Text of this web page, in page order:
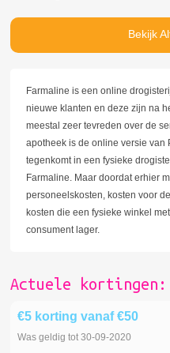
Bekijk
Farmaline is een online
nieuwe klanten en deze zijn na
meestal zeer tevreden over de
apotheek is de online versie van
tegenkomt in een fysieke
Farmaline. Maar doordat erhier
personeelskosten, kosten voor
kosten die een fysieke winkel
consument lager.
Actuele kortingen:
€5 korting vanaf €50
Was geldig tot 30-09-2020